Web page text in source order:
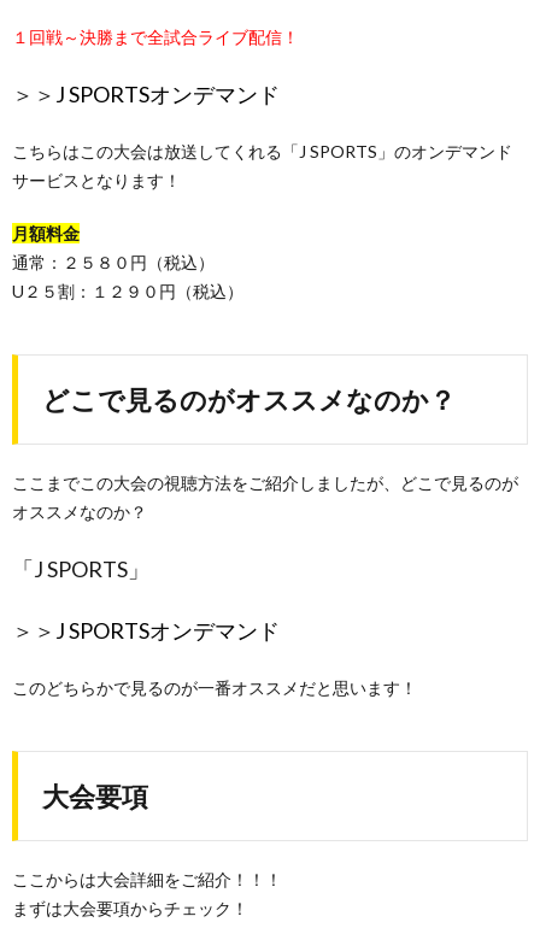
１回戦～決勝まで全試合ライブ配信！
＞＞ J SPORTSオンデマンド
こちらはこの大会は放送してくれる「J SPORTS」のオンデマンド
サービスとなります！
月額料金
通常：２５８０円（税込）
U２５割：１２９０円（税込）
どこで見るのがオススメなのか？
ここまでこの大会の視聴方法をご紹介しましたが、どこで見るのが
オススメなのか？
「J SPORTS」
＞＞ J SPORTSオンデマンド
このどちらかで見るのが一番オススメだと思います！
大会要項
ここからは大会詳細をご紹介！！！
まずは大会要項からチェック！